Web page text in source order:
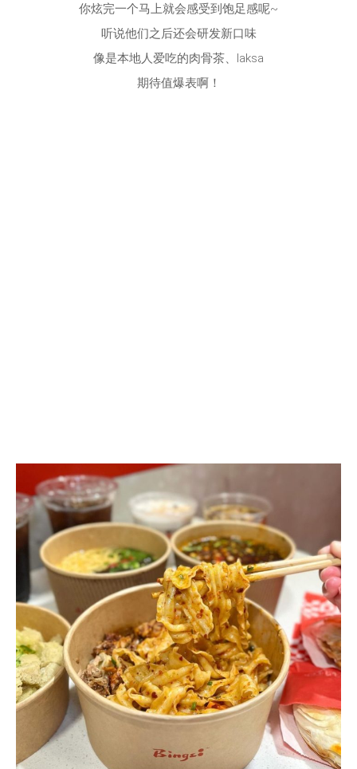
你炫完一个马上就会感受到饱足感呢~
听说他们之后还会研发新口味
像是本地人爱吃的肉骨茶、laksa
期待值爆表啊！